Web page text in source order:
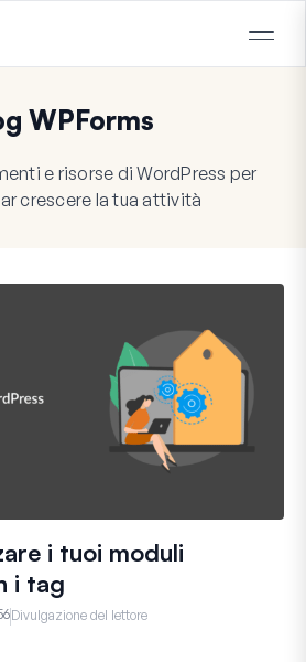
WPForms
e risorse di WordPress per
crescere la tua attività
i tuoi moduli
i tag
Divulgazione del lettore